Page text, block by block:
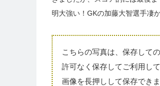
明大強い！GKの加藤大智選手凄か
こちらの写真は、保存して
許可なく保存してご利用し
画像を長押しして保存できま